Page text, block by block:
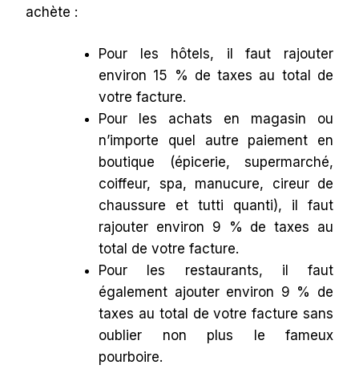
achète :
Pour les hôtels, il faut rajouter
environ 15 % de taxes au total de
votre facture.
Pour les achats en magasin ou
n’importe quel autre paiement en
boutique (épicerie, supermarché,
coiffeur, spa, manucure, cireur de
chaussure et tutti quanti), il faut
rajouter environ 9 % de taxes au
total de votre facture.
Pour les restaurants, il faut
également ajouter environ 9 % de
taxes au total de votre facture sans
oublier non plus le fameux
pourboire.